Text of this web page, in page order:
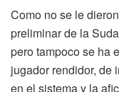
Como no se le
preliminar de la
pero tampoco se ha
jugador rendidor, de
en el sistema y la